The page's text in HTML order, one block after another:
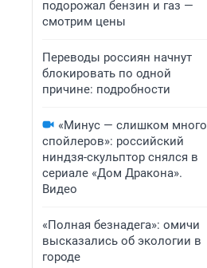
подорожал бензин и газ —
смотрим цены
Переводы россиян начнут
блокировать по одной
причине: подробности
«Минус — слишком много
спойлеров»: российский
ниндзя-скульптор снялся в
сериале «Дом Дракона».
Видео
«Полная безнадега»: омичи
высказались об экологии в
городе